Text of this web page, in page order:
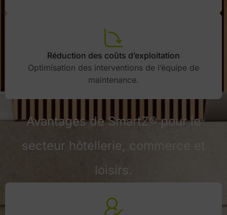
Réduction des coûts d’exploitation
Optimisation des interventions de l’équipe de
maintenance.
Avantages de SmartZ® pour le
secteur hôtellerie, commerce et
loisirs.